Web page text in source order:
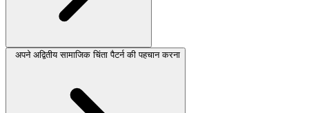
अपने अद्वितीय सामाजिक चिंता पैटर्न की पहचान करना